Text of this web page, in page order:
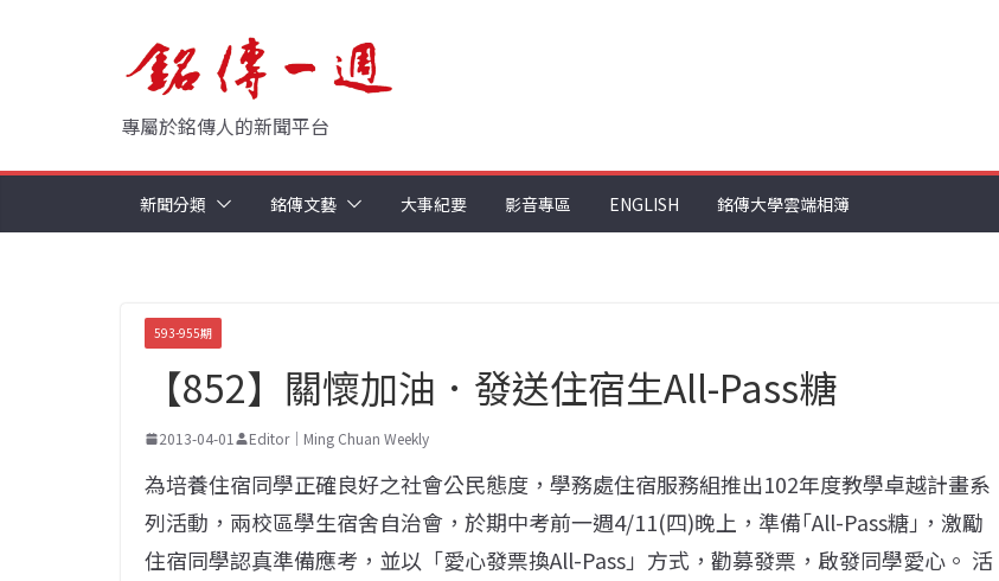
專屬於銘傳人的新聞平台
新聞分類 銘傳文藝 大事紀要 影音專區 ENGLISH 銘傳大學雲端相簿
593-955期
【852】關懷加油．發送住宿生All-Pass糖
2013-04-01 Editor｜Ming Chuan Weekly
為培養住宿同學正確良好之社會公民態度，學務處住宿服務組推出102年度教學卓越計畫系
列活動，兩校區學生宿舍自治會，於期中考前一週4/11(四)晚上，準備｢All-Pass糖｣，激勵
住宿同學認真準備應考，並以「愛心發票換All-Pass」方式，勸募發票，啟發同學愛心。 活